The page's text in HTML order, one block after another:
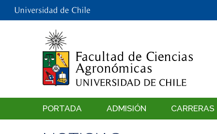
PORTADA ADMISIÓN CARRERAS